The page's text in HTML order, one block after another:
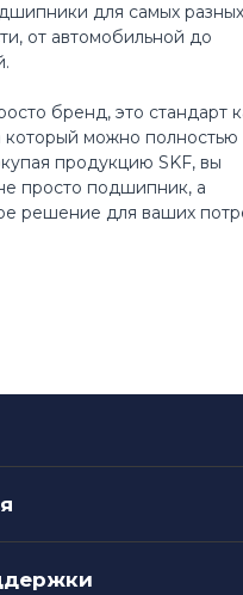
для самых
от автомобильной до
бренд, это стандарт
который можно полностью
продукцию SKF, вы
просто подшипник, а
решение для ваших